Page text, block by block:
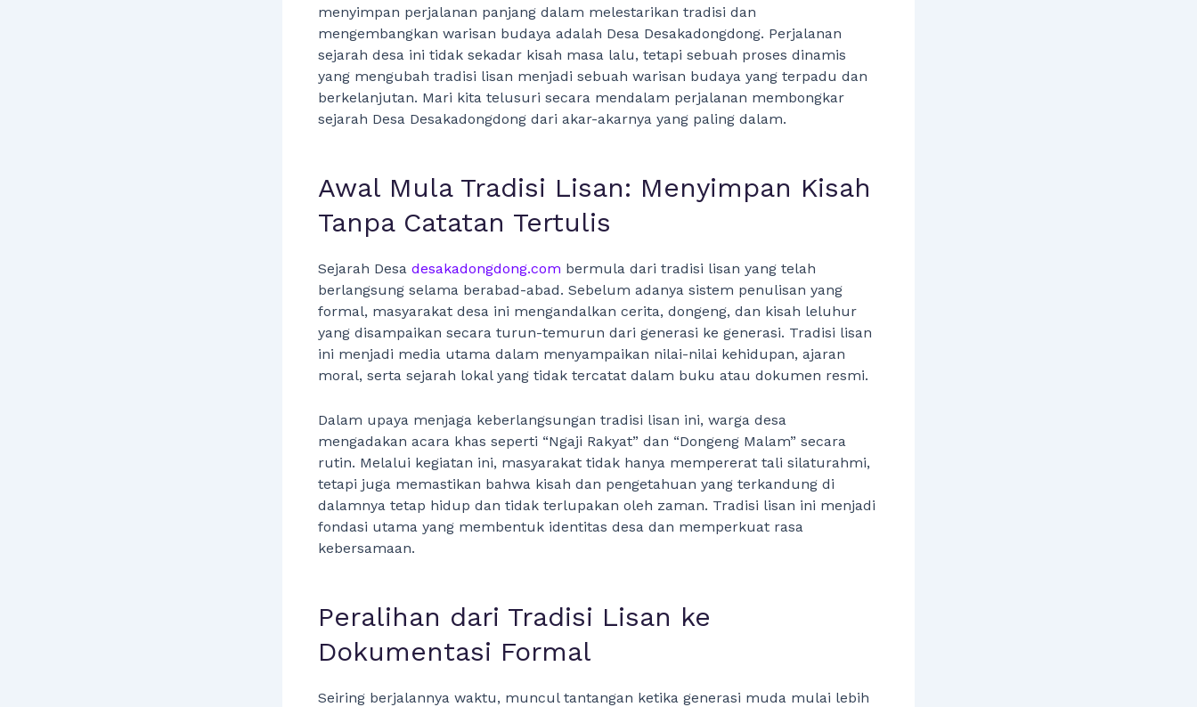
menyimpan perjalanan panjang dalam melestarikan tradisi dan
mengembangkan warisan budaya adalah Desa Desakadongdong. Perjalanan
sejarah desa ini tidak sekadar kisah masa lalu, tetapi sebuah proses dinamis
yang mengubah tradisi lisan menjadi sebuah warisan budaya yang terpadu dan
berkelanjutan. Mari kita telusuri secara mendalam perjalanan membongkar
sejarah Desa Desakadongdong dari akar-akarnya yang paling dalam.
Awal Mula Tradisi Lisan: Menyimpan Kisah
Tanpa Catatan Tertulis
Sejarah Desa desakadongdong.com bermula dari tradisi lisan yang telah
berlangsung selama berabad-abad. Sebelum adanya sistem penulisan yang
formal, masyarakat desa ini mengandalkan cerita, dongeng, dan kisah leluhur
yang disampaikan secara turun-temurun dari generasi ke generasi. Tradisi lisan
ini menjadi media utama dalam menyampaikan nilai-nilai kehidupan, ajaran
moral, serta sejarah lokal yang tidak tercatat dalam buku atau dokumen resmi.
Dalam upaya menjaga keberlangsungan tradisi lisan ini, warga desa
mengadakan acara khas seperti “Ngaji Rakyat” dan “Dongeng Malam” secara
rutin. Melalui kegiatan ini, masyarakat tidak hanya mempererat tali silaturahmi,
tetapi juga memastikan bahwa kisah dan pengetahuan yang terkandung di
dalamnya tetap hidup dan tidak terlupakan oleh zaman. Tradisi lisan ini menjadi
fondasi utama yang membentuk identitas desa dan memperkuat rasa
kebersamaan.
Peralihan dari Tradisi Lisan ke
Dokumentasi Formal
Seiring berjalannya waktu, muncul tantangan ketika generasi muda mulai lebih